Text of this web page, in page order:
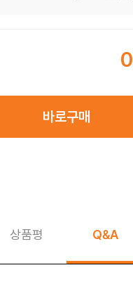
0
바로구매
상품평 Q&A
보기